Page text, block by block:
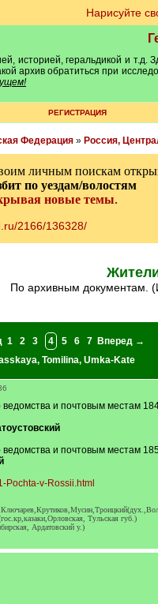
Нарисуйте
историей, геральдикой и т.д.
архив обратиться при
РЕГИСТРАЦИЯ
Федерация» Россия,
личным поискам
по уездам/волостям
новые темы.
2166/136328/
По архивным документам.
1 2 3 4 5 6 7
Вперед →
, Tomilina, Umka-Kate
и почтовым местам
и почтовым местам
Pochta-v-Rossii.html
Тульская губ.)
Ардатовский у.)